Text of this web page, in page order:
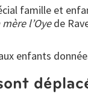
famille et
mère l’Oyede
enfants